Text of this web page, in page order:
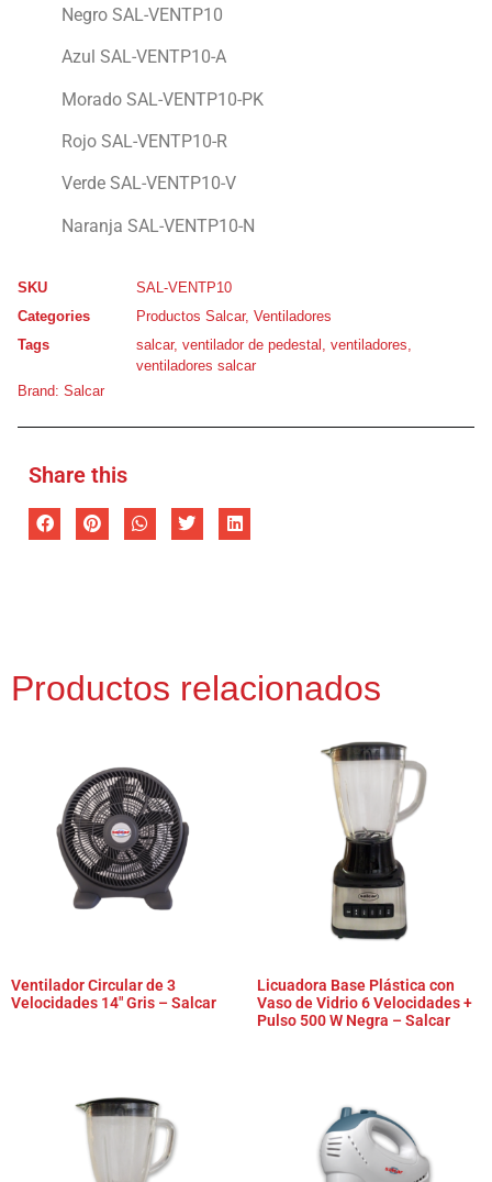
Negro SAL-VENTP10
Azul SAL-VENTP10-A
Morado SAL-VENTP10-PK
Rojo SAL-VENTP10-R
Verde SAL-VENTP10-V
Naranja SAL-VENTP10-N
SKU
SAL-VENTP10
Categories
Productos Salcar, Ventiladores
Tags
salcar, ventilador de pedestal , ventiladores,
ventiladores salcar
Brand: Salcar
Share this
Productos relacionados
Ventilador Circular de 3
Velocidades 14″ Gris – Salcar
Licuadora Base Plástica con
Vaso de Vidrio 6 Velocidades +
Pulso 500 W Negra – Salcar